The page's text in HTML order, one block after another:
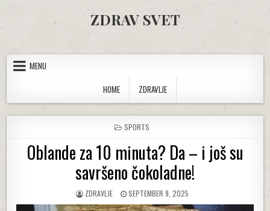
ZDRAV SVET
MENU
HOME
ZDRAVLJE
POSTED IN
SPORTS
Oblande za 10 minuta? Da – i još su
savršeno čokoladne!
AUTHOR:
ZDRAVLJE PUBLISHED DATE:
SEPTEMBER 9, 2025